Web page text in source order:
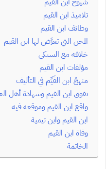
تلاميذ ابن القيم
وظائف ابن القيم
المحن التي تعرَّض لها ابن القيم
خلافه مع السبكي
مؤلفات ابن القيم
منهجُ ابن القَيِّم في التأليف
تفوق ابن القيم وشهادة أهل
واقع ابن القيم وموقعه فيه
ابن القيم وابن تيمية
وفاة ابن القيم
الخاتمة